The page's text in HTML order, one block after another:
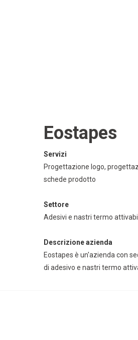
Eostapes
Servizi
Progettazione logo,
schede prodotto
Settore
Adesivi e nastri termo
Descrizione azienda
Eostapes è un'azienda con
di adesivo e nastri termo